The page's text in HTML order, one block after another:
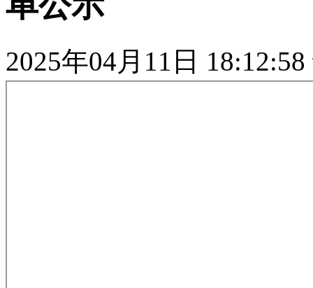
2025年04月11日 18:12:58